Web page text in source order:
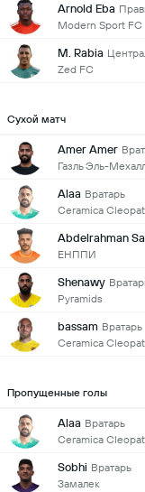
Arnold Eba
Modern Sport FC
M. Rabia
Zed FC
Сухой матч
Amer Amer
Газль Эль-
Alaa Вратарь
Ceramica
Abdelrahman
ЕНППИ
Shenawy
Pyramids
bassam Вратарь
Ceramica
Пропущенные голы
Alaa Вратарь
Ceramica
Sobhi Вратарь
Замалек